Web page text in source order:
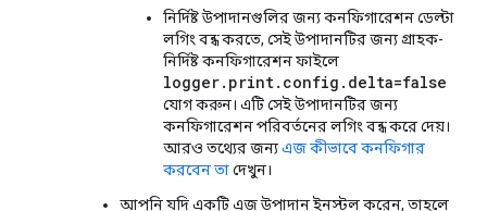
নির্দিষ্ট উপাদানগুলির জন্য কনফিগারেশন ডেল্টা
লগিং বন্ধ করতে, সেই উপাদানটির জন্য গ্রাহক-
নির্দিষ্ট কনফিগারেশন ফাইলে
logger.print.config.delta=false
যোগ করুন। এটি সেই উপাদানটির জন্য
কনফিগারেশন পরিবর্তনের লগিং বন্ধ করে দেয়।
আরও তথ্যের জন্যএজ কীভাবে কনফিগার
করবেন তাদেখুন।
আপনি যদি একটি এজ উপাদান ইনস্টল করেন, তাহলে